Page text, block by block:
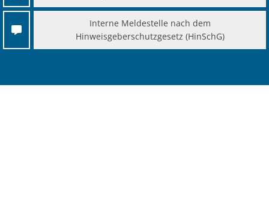
Interne Meldestelle nach dem
Hinweisgeberschutzgesetz (HinSchG)